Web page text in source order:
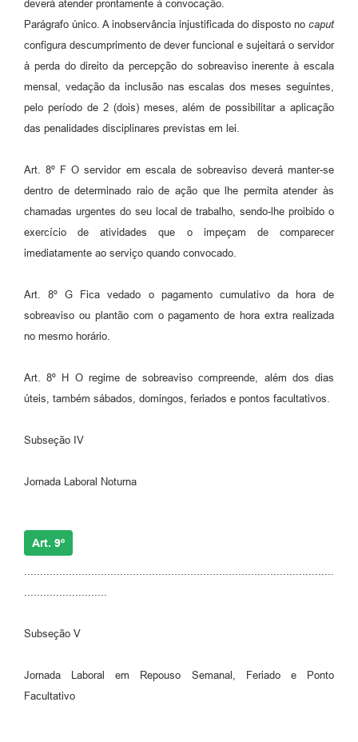
deverá atender prontamente à convocação.
Parágrafo único. A inobservância injustificada do disposto no caput
configura descumprimento de dever funcional e sujeitará o servidor
à perda do direito da percepção do sobreaviso inerente à escala
mensal, vedação da inclusão nas escalas dos meses seguintes,
pelo período de 2 (dois) meses, além de possibilitar a aplicação
das penalidades disciplinares previstas em lei.
Art. 8º F O servidor em escala de sobreaviso deverá manter-se
dentro de determinado raio de ação que lhe permita atender às
chamadas urgentes do seu local de trabalho, sendo-lhe proibido o
exercício de atividades que o impeçam de comparecer
imediatamente ao serviço quando convocado.
Art. 8º G Fica vedado o pagamento cumulativo da hora de
sobreaviso ou plantão com o pagamento de hora extra realizada
no mesmo horário.
Art. 8º H O regime de sobreaviso compreende, além dos dias
úteis, também sábados, domingos, feriados e pontos facultativos.
Subseção IV
Jornada Laboral Noturna
Art. 9º
Subseção V
Jornada Laboral em Repouso Semanal, Feriado e Ponto
Facultativo